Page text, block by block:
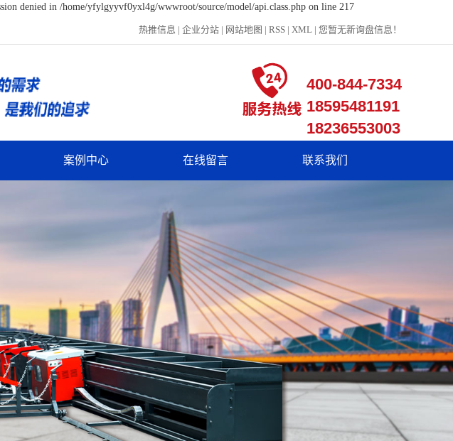
denied in /home/yfylgyyvf0yxl4g/wwwroot/source/model/api.class.php on line 217
热推信息 | 企业分站 | 网站地图 | RSS | XML | 您暂无新询盘信息！
400-844-7334
18595481191
18236553003
案例中心 在线留言 联系我们